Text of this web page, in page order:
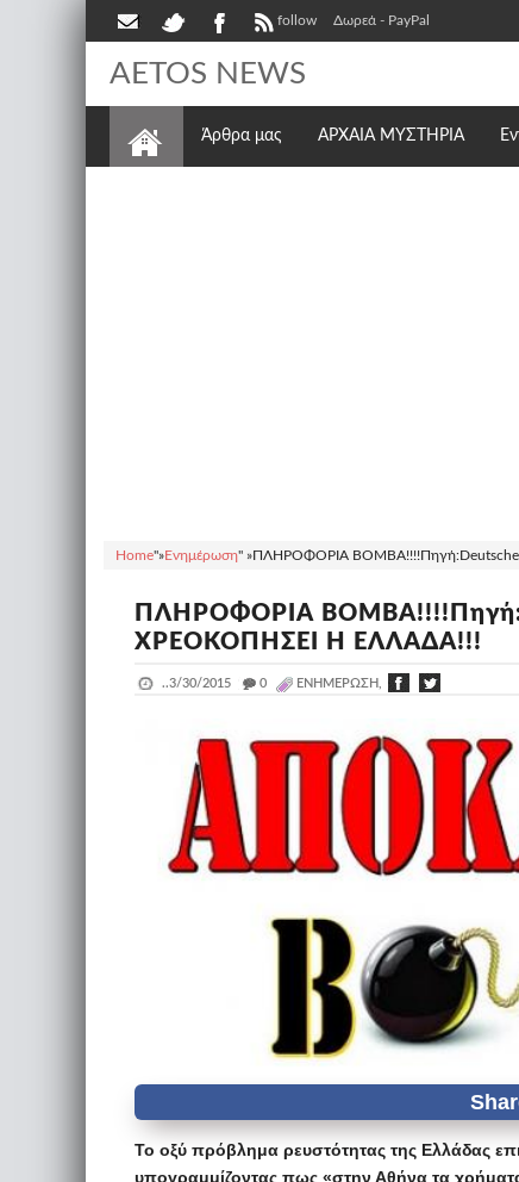
follow Δωρεά - PayPal
AETOS NEWS
Άρθρα μας ΑΡΧΑΙΑ ΜΥΣΤΗΡΙΑ
Home"»Ενημέρωση" »ΠΛΗΡΟΦΟΡΙΑ ΒΟΜΒΑ!!!!Πηγή:Deutsche
ΠΛΗΡΟΦΟΡΙΑ
ΧΡΕΟΚΟΠΗΣΕΙ Η ΕΛΛΑΔΑ!!!
..3/30/2015 _ 0 ΕΝΗΜΈΡΩΣΗ,
Το οξύ πρόβλημα ρευστότητας της Ελλάδας
υπογραμμίζοντας πως «στην Αθήνα τα